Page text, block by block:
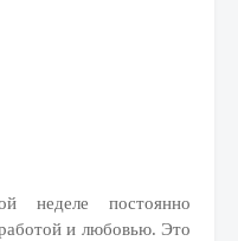
неделе постоянно
и любовью. Это